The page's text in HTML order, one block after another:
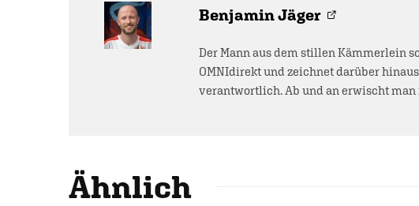
Benjamin Jäger
Der Mann aus dem stillen Kämmerlein
OMNIdirekt und zeichnet darüber
verantwortlich. Ab und an erwischt
Ähnlich